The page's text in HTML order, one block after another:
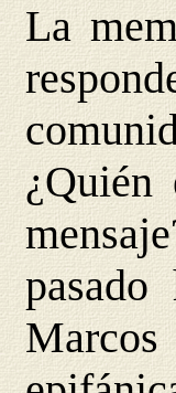
La
¿Quién